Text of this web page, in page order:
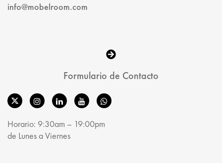
info@mobelroom.com
Formulario de Contacto
Horario: 9:30am – 19:00pm
de Lunes a Viernes